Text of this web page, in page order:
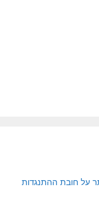
על חובת ההתנגדות